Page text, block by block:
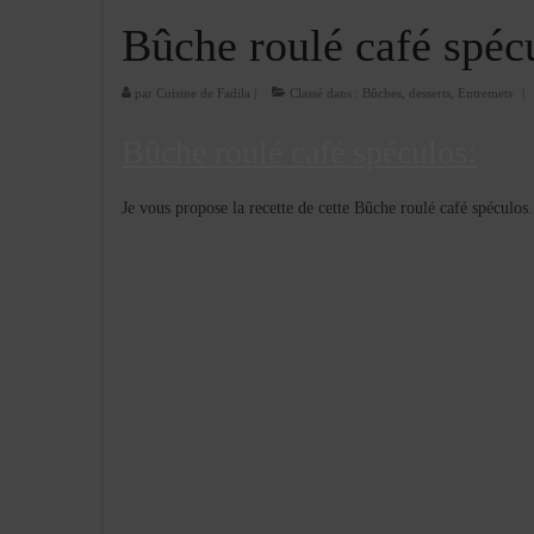
Bûche roulé café
par Cuisine de Fadila Classé dans : Bûches desserts Entremets
Je vous propose la recette de cette Bûche roulé café spéculos.